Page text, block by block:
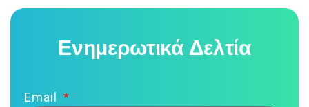
Ενημερωτικά Δελτία
Email